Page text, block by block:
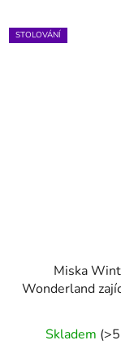
STOLOVÁNÍ
Miska
Wonderland
Skladem